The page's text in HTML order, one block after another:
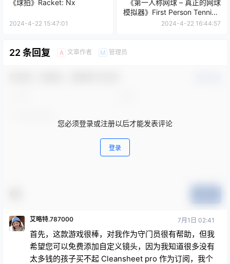
《球拍》Racket: Nx
2024-4-22 15:47:01
《第一人称网球 – 真正的网球
模拟器》First Person Tennis –
The Real Tennis Simulator
2024-4-22 16:44:57
22 条回复 A 文章作者 M 管理员
您必须登录或注册以后才能发表评论
登录
艾略特.787000 7月1日 02:41
首先，这款游戏很棒，对我作为守门员很有帮助，但我
希望您可以免费添加自定义镜头，因为我知道很多没有
太多钱的孩子买不起 Cleansheet pro 作为订阅，我个